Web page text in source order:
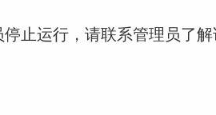
止运行，请联系管理员了